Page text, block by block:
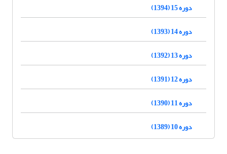
دوره 15 (1394)
دوره 14 (1393)
دوره 13 (1392)
دوره 12 (1391)
دوره 11 (1390)
دوره 10 (1389)